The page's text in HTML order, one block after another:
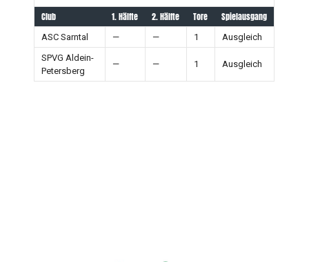
Club 1. Hälfte 2. Hälfte Tore Spielausgang
ASC Sarntal — — 1
Ausgleich
SPVG Aldein-
Petersberg
— — 1 Ausgleich